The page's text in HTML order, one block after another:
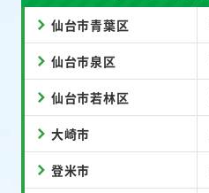
仙台市青葉区
仙台市泉区
仙台市若林区
大崎市
登米市